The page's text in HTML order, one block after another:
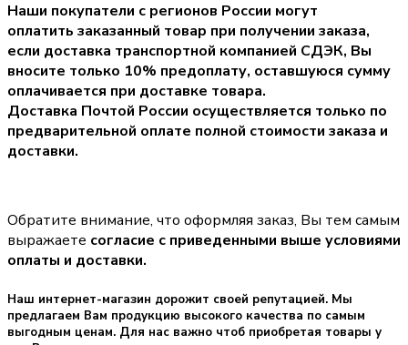
Наши покупатели с регионов России могут
оплатить заказанный товар при получении заказа,
если доставка транспортной компанией СДЭК, Вы
вносите только 10% предоплату, оставшуюся сумму
оплачивается при доставке товара.
Доставка Почтой России осуществляется только по
предварительной оплате полной стоимости заказа и
доставки.
Обратите внимание, что оформляя заказ, Вы тем самым
выражаете согласие с приведенными выше условиями
оплаты и доставки.
Наш интернет-магазин дорожит своей репутацией. Мы
предлагаем Вам продукцию высокого качества по самым
выгодным ценам. Для нас важно чтоб приобретая товары у